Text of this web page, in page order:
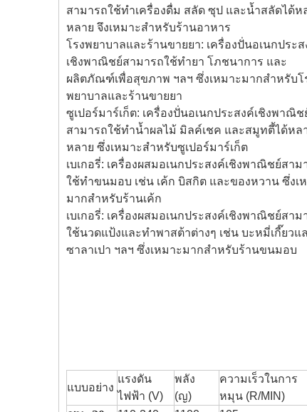
สามารถใช้ทำเครื่องดื่ม สลัด ซุป และน้ำสลัดได้ห
หลาย จึงเหมาะสำหรับร้านอาหาร
โรงพยาบาลและร้านขายยา: เครื่องปั่นอเนกประส
เชิงพาณิชย์สามารถใช้ทำยา โภชนาการ และ
ผลิตภัณฑ์เพื่อสุขภาพ ฯลฯ ซึ่งเหมาะมากสำหรับโ
พยาบาลและร้านขายยา
ซูเปอร์มาร์เก็ต: เครื่องปั่นอเนกประสงค์เชิงพาณิช
สามารถใช้ทำน้ำผลไม้ มิลค์เชค และสมูทตี้ได้หล
หลาย ซึ่งเหมาะสำหรับซูเปอร์มาร์เก็ต
เบเกอรี่: เครื่องผสมอเนกประสงค์เชิงพาณิชย์สาม
ใช้ทำขนมอบ เช่น เค้ก บิสกิต และของหวาน ซึ่งเ
มากสำหรับร้านเค้ก
เบเกอรี่: เครื่องผสมอเนกประสงค์เชิงพาณิชย์สาม
ใช้นวดแป้งและทำพาสต้าต่างๆ เช่น บะหมี่เกี๊ยวแ
ซาลาเปา ฯลฯ ซึ่งเหมาะมากสำหรับร้านขนมอบ
แบบอย่าง
แรงดัน
ไฟฟ้า (V)
พลัง
(ญ)
ความเร็วในการ
หมุน (R/MIN)